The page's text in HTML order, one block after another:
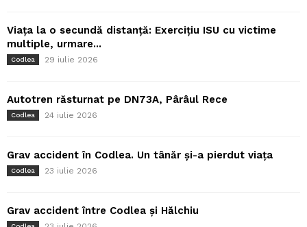
Viața la o secundă distanță: Exercițiu ISU cu victime
multiple, urmare...
Codlea 29 iulie 2026
Autotren răsturnat pe DN73A, Pârâul Rece
Codlea 24 iulie 2026
Grav accident în Codlea. Un tânăr și-a pierdut viața
Codlea 23 iulie 2026
Grav accident între Codlea și Hălchiu